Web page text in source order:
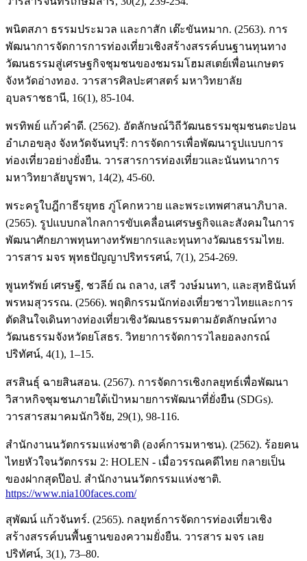
พนิตสภา ธรรมประมวล และกาสัก เต๊ะขันหมาก. (2563). การ
พัฒนาการจัดการการท่องเที่ยวเชิงสร้างสรรค์บนฐานทุนทาง
วัฒนธรรมสู่เศรษฐกิจชุมชนของชมรมโฮมสเตย์เพื่อนเกษตร
จังหวัดอ่างทอง. วารสารศิลปะศาสตร์ มหาวิทยาลัย
อุบลราชธานี, 16(1), 85-104.
พรทิพย์ แก้วคำดี. (2562). อัตลักษณ์วิถีวัฒนธรรมชุมชนตะปอน
อำเภอขลุง จังหวัดจันทบุรี: การจัดการเพื่อพัฒนารูปแบบการ
ท่องเที่ยวอย่างยั่งยืน. วารสารการท่องเที่ยวและนันทนาการ
มหาวิทยาลัยบูรพา, 14(2), 45-60.
พระครูใบฎีกาธีรยุทธ ภู่โคกหวาย และพระเทพศาสนาภิบาล.
(2565). รูปแบบกลไกลการขับเคลื่อนเศรษฐกิจและสังคมในการ
พัฒนาศักยภาพทุนทางทรัพยากรและทุนทางวัฒนธรรมไทย.
วารสาร มจร พุทธปัญญาปริทรรศน์, 7(1), 254-269.
พูนทรัพย์ เศรษฐี, ชวลีย์ ณ ถลาง, เสรี วงษ์มนทา, และสุทธินันท์
พรหมสุวรรณ. (2566). พฤติกรรมนักท่องเที่ยวชาวไทยและการ
ตัดสินใจเดินทางท่องเที่ยวเชิงวัฒนธรรมตามอัตลักษณ์ทาง
วัฒนธรรมจังหวัดยโสธร. วิทยาการจัดการวไลยอลงกรณ์
ปริทัศน์, 4(1), 1–15.
สรสินธุ์ ฉายสินสอน. (2567). การจัดการเชิงกลยุทธ์เพื่อพัฒนา
วิสาหกิจชุมชนภายใต้เป้าหมายการพัฒนาที่ยั่งยืน (SDGs).
วารสารสมาคมนักวิจัย, 29(1), 98-116.
สำนักงานนวัตกรรมแห่งชาติ (องค์การมหาชน). (2562). ร้อยคน
ไทยหัวใจนวัตกรรม 2: HOLEN - เมื่อวรรณคดีไทย กลายเป็น
ของฝากสุดป๊อป. สำนักงานนวัตกรรมแห่งชาติ.
https://www.nia100faces.com/
สุพัฒน์ แก้วจันทร์. (2565). กลยุทธ์การจัดการท่องเที่ยวเชิง
สร้างสรรค์บนพื้นฐานของความยั่งยืน. วารสาร มจร เลย
ปริทัศน์, 3(1), 73–80.